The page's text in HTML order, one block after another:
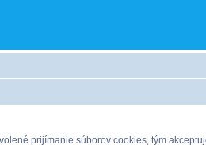
prijímanie súborov cookies, tým